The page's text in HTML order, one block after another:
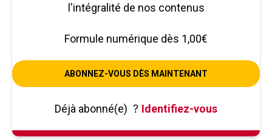
l'intégralité de nos contenus
Formule numérique dès 1,00€
ABONNEZ-VOUS DÈS MAINTENANT
Déjà abonné(e) ? Identifiez-vous